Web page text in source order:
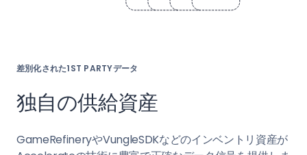
差別化された1ST PARTYデータ
独自の供給資産
GameRefineryやVungleSDKなどのインベントリ資産が